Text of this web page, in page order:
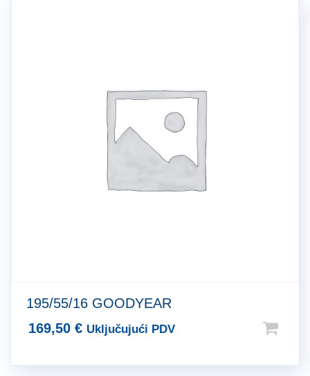
195/55/16 GOODYEAR
169,50 € Uključujući PDV